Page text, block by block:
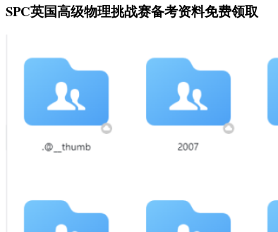
SPC英国高级物理挑战赛备考资料免费领取